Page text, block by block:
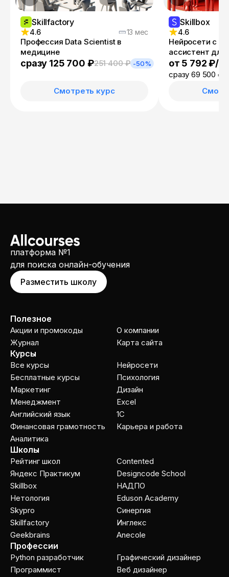
Skillfactory
4.6 13 мес
Профессия Data Scientist в
медицине
сразу 125 700 ₽251 400 ₽ -50%
Смотреть курс
Skillbox
4.6
Нейросети с
ассистент
от 5 792 ₽/
сразу 69 500 ₽
платформа №1
для поиска онлайн-обучения
Разместить школу
Полезное
Акции и промокоды
Журнал
О компании
Карта сайта
Курсы
Все курсы
Бесплатные курсы
Маркетинг
Менеджмент
Английский язык
Финансовая грамотность
Аналитика
Нейросети
Психология
Дизайн
Excel
1C
Карьера и работа
Школы
Рейтинг школ
Яндекс Практикум
Skillbox
Нетология
Skypro
Skillfactory
Geekbrains
Contented
Designcode School
НАДПО
Eduson Academy
Cинергия
Инглекс
Anecole
Профессии
Python разработчик
Программист
Графический дизайнер
Веб дизайнер